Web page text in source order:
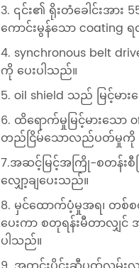
3. ၎င်း၏ ရိုးတံခေါင်းအား
ကောင်းမွန်သော coating
4. synchronous belt
ကို ပေးပါသည်။
5. oil shield သည် မြင့်မာ
6. ထိရောက်မှုမြင့်မားသော
တည်ငြိမ်သောလည်ပတ်မှုကို
7.အဆင့်မြင့်အကြို-စတန်းစီ
လျှော့ချပေးသည်။
8. မှင်ထောက်ပံ့မှုအရ၊ တစ်
ပေးကာ စတုရန်းမီတာလျှ
ပါသည်။